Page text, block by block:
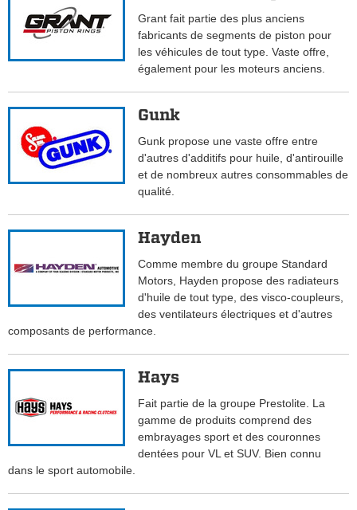
Grant fait partie des plus anciens
fabricants de segments de piston pour
les véhicules de tout type. Vaste offre,
également pour les moteurs anciens.
Gunk
Gunk propose une vaste offre entre
d'autres d'additifs pour huile, d'antirouille
et de nombreux autres consommables de
qualité.
Hayden
Comme membre du groupe Standard
Motors, Hayden propose des radiateurs
d'huile de tout type, des visco-coupleurs,
des ventilateurs électriques et d'autres
composants de performance.
Hays
Fait partie de la groupe Prestolite. La
gamme de produits comprend des
embrayages sport et des couronnes
dentées pour VL et SUV. Bien connu
dans le sport automobile.